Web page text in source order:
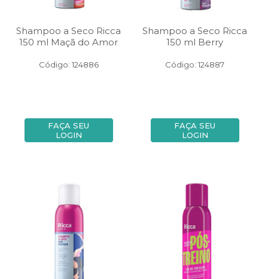
Shampoo a Seco Ricca
150 ml Maçã do Amor
Código: 124886
FAÇA SEU
LOGIN
Shampoo a Seco Ricca
150 ml Berry
Código: 124887
FAÇA SEU
LOGIN